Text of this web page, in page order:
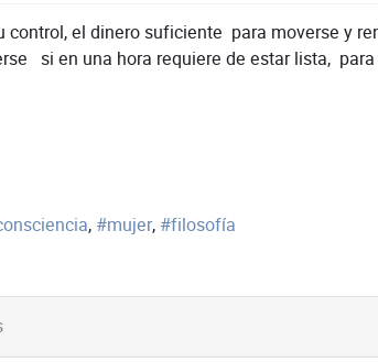
control, el dinero suficiente para moverse
si en una hora requiere de estar lista,
mujer filosofía